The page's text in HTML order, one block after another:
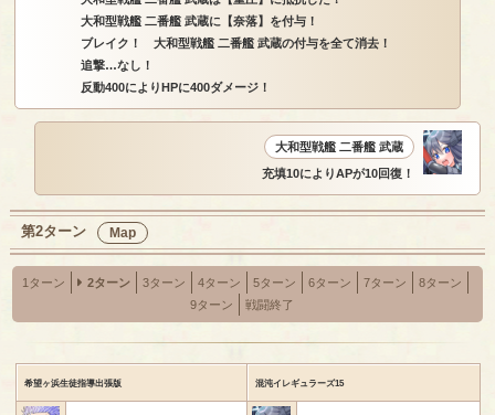
大和型戦艦 二番艦 武蔵に【奈落】を付与！
ブレイク！ 大和型戦艦 二番艦 武蔵の付与を全て消去！
追撃…なし！
反動400によりHPに400ダメージ！
大和型戦艦 二番艦 武蔵
充填10によりAPが10回復！
第2ターン Map
1ターン 2ターン 3ターン 4ターン 5ターン 6ターン 7ターン
8ターン
9ターン
戦闘終了
希望ヶ浜生徒指導出張版 混沌イレギュラーズ15